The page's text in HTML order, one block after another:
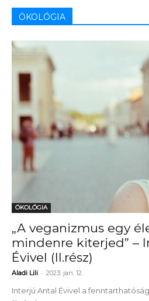
ÖKOLÓGIA
ÖKOLÓGIA
„A veganizmus egy
mindenre kiterjed” –
Évivel (II.rész)
Aladi Lili - 2023. jan. 12.
Interjú Antal Évivel a